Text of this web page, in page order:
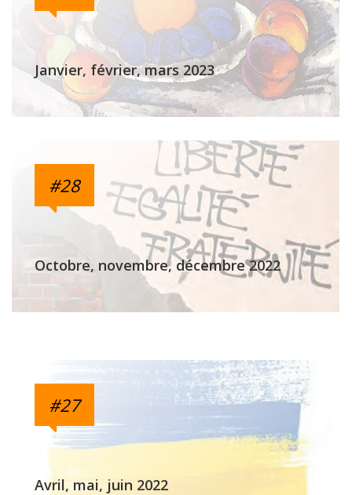
Janvier, février, mars 2023
#28
Octobre, novembre, décembre 2022
#27
Avril, mai, juin 2022